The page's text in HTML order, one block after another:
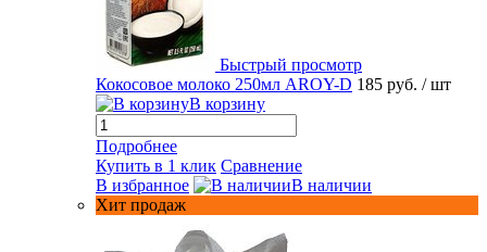
Быстрый просмотр
Кокосовое молоко 250мл AROY-D 185 руб. / шт
В корзину
Подробнее
Купить в 1 клик Сравнение
В избранное
В наличии
Хит продаж